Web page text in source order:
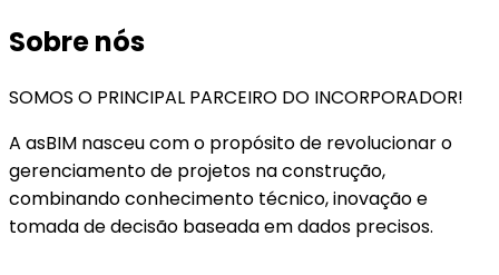
Sobre nós
SOMOS O PRINCIPAL PARCEIRO DO INCORPORADOR!
A asBIM nasceu com o propósito de revolucionar o
gerenciamento de projetos na construção,
combinando conhecimento técnico, inovação e
tomada de decisão baseada em dados precisos.